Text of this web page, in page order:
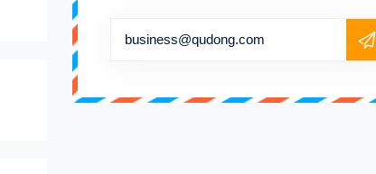
business@qudong.com